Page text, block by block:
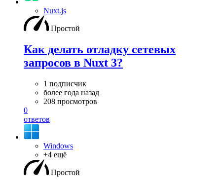
Nuxt.js
Простой
Как делать отладку сетевых
запросов в Nuxt 3?
1 подписчик
более года назад
208 просмотров
0
ответов
Windows
+4 ещё
Простой